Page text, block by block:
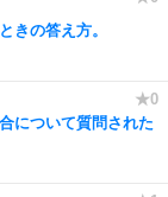
きの答え方。
について質問された